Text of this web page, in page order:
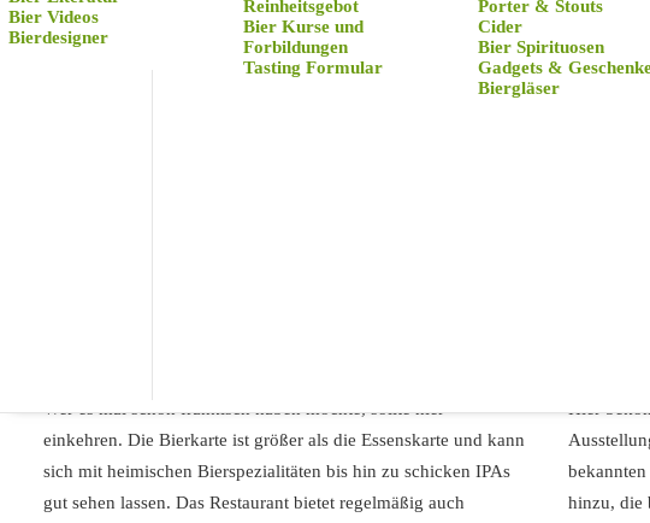
Bier Videos
Bierdesigner
Reinheitsgebot
Bier Kurse und
Forbildungen
Tasting Formular
Porter & Stouts
Cider
Bier Spirituosen
Gadgets &
Biergläser
Wer es mal schön fränkisch haben möchte, sollte hier
einkehren. Die Bierkarte ist größer als die Essenskarte und kann
sich mit heimischen Bierspezialitäten bis hin zu schicken IPAs
gut sehen lassen. Das Restaurant bietet regelmäßig auch
Hier
hinzu, die